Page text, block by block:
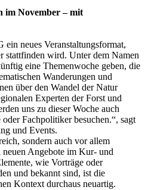
im November – mit
neues Veranstaltungsformat,
stattfinden wird. Unter dem Namen
eine Themenwoche geben, die
Wanderungen und
über den Wandel der Natur
Experten der Forst und
uns zu dieser Woche auch
Fachpolitiker besuchen.“, sagt
und Events.
sondern auch vor allem
Angebote im Kur- und
wie Vorträge oder
und bekannt sind, ist die
Kontext durchaus neuartig.